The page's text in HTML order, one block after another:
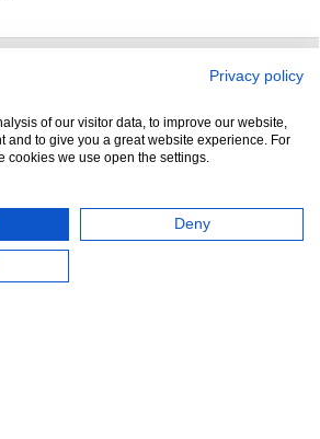
Tel: +31(0)320
253161
Privacy policy
of our visitor data, to improve our website,
and to give you a great website experience. For
cookies we use open the settings.
Deny